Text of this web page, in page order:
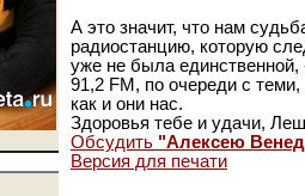
А это значит, что нам
радиостанцию, которую
уже не была единственной,
91,2 FM, по очереди с
как и они нас.
Здоровья тебе и удачи,
Обсудить "Алексею
Версия для печати